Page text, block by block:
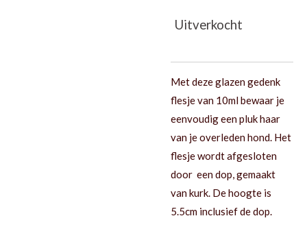
Uitverkocht
Met deze glazen gedenk
flesje van 10ml bewaar je
eenvoudig een pluk haar
van je overleden hond. Het
flesje wordt afgesloten
door een dop, gemaakt
van kurk. De hoogte is
5.5cm inclusief de dop.